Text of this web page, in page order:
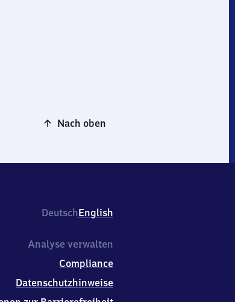
Nach oben
DeutschEnglish
Analyse verwalten
Compliance
Datenschutzhinweise